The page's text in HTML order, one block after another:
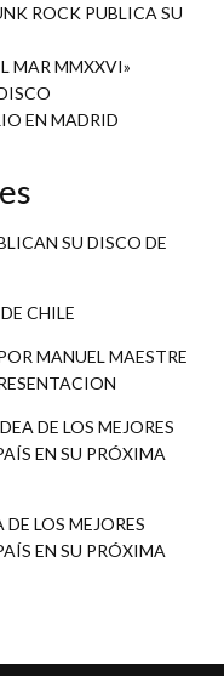
ROCK PUBLICA SU
MAR MMXXVI»
EN MADRID
SU DISCO DE
CHILE
MANUEL MAESTRE
DE LOS MEJORES
EN SU PRÓXIMA
LOS MEJORES
EN SU PRÓXIMA